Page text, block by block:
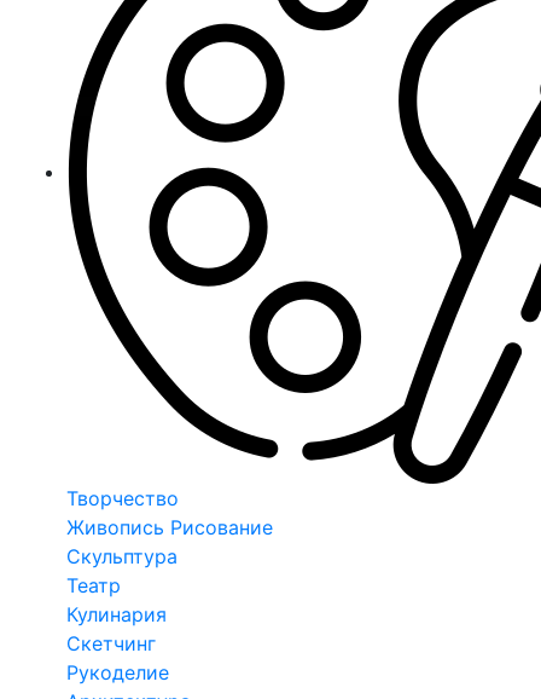
Творчество
Живопись Рисование
Скульптура
Театр
Кулинария
Скетчинг
Рукоделие